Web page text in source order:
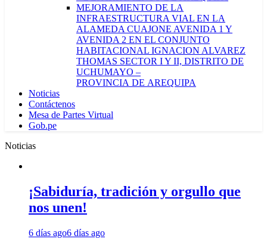
MEJORAMIENTO DE LA
INFRAESTRUCTURA VIAL EN LA
ALAMEDA CUAJONE AVENIDA 1 Y
AVENIDA 2 EN EL CONJUNTO
HABITACIONAL IGNACION ALVAREZ
THOMAS SECTOR I Y II, DISTRITO DE
UCHUMAYO –
PROVINCIA DE AREQUIPA
Noticias
Contáctenos
Mesa de Partes Virtual
Gob.pe
Noticias
¡Sabiduría, tradición y orgullo que
nos unen!
6 días ago6 días ago